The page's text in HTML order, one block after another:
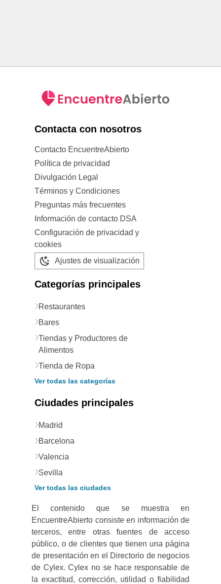
Contacta con nosotros
Contacto EncuentreAbierto
Política de privacidad
Divulgación Legal
Términos y Condiciones
Preguntas más frecuentes
Información de contacto DSA
Configuración de privacidad y
cookies
Ajustes de visualización
Categorías principales
Restaurantes
Bares
Tiendas y Productores de
Alimentos
Tienda de Ropa
Ver todas las categorías
Ciudades principales
Madrid
Barcelona
Valencia
Sevilla
Ver todas las ciudades
El contenido que se muestra en
EncuentreAbierto consiste en información de
terceros, entre otras fuentes de acceso
público, o de clientes que tienen una página
de presentación en el Directorio de negocios
de Cylex. Cylex no se hace responsable de
la exactitud, corrección, utilidad o fiabilidad